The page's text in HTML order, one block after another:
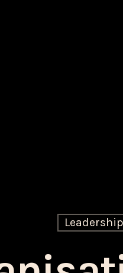
Leadership